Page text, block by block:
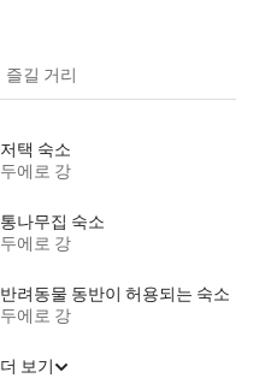
즐길 거리
저택 숙소
두에로 강
통나무집 숙소
두에로 강
반려동물 동반이 허용되는 숙소
두에로 강
더 보기